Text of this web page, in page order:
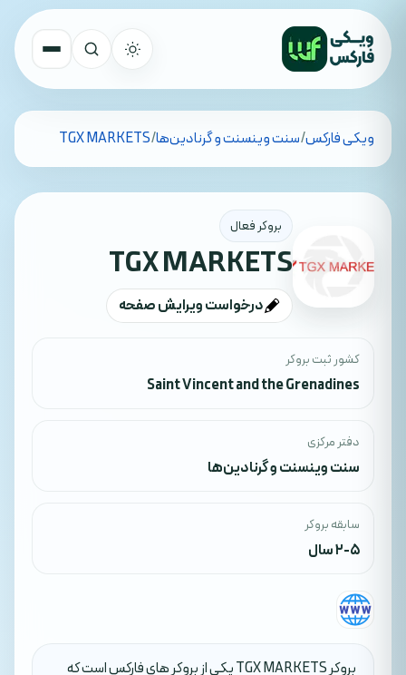
تمام کشورها
جستجو ویکی فارکس/سنت وینسنت و گرنادین‌ها/
TGX MARKETS
بروکر فعال
TGX MARKETS
درخواست ویرایش صفحه
کشور ثبت بروکر
Saint Vincent and the Grenadines
دفتر مرکزی
سنت وینسنت و گرنادین‌ها
سابقه بروکر
2-5 سال
بروکر TGX MARKETS يکي از بروکر هاي فارکس است که